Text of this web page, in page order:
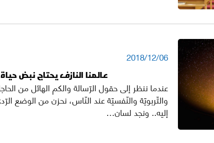
2018/12/06
عالمنا النازف يحتاج نبض حياة
عندما ننظر إلى حقول الرّسالة والكم الهائل من
والتّربويّة والنّفسيّة عند النّاس، نحزن من الوضع
إليه.. ونجد لسان…